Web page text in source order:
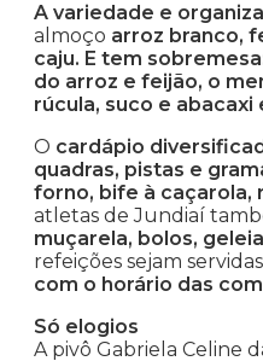
A variedade e
almoço arroz branco,
caju. E tem
do arroz e feijão, o
rúcula, suco e
O cardápio
quadras, pistas e
forno, bife à caçarola,
atletas de Jundiaí
muçarela, bolos,
refeições sejam
com o horário das
Só elogios
A pivô Gabriela Celine